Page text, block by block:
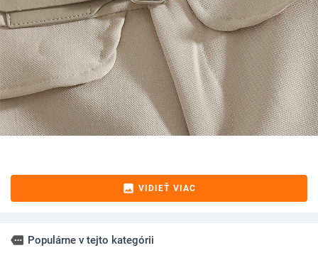
image VIDIEŤ VIAC
more Populárne v tejto kategórii